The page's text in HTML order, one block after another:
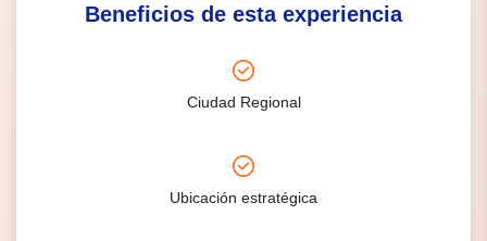
Beneficios de esta experiencia
Ciudad Regional
Ubicación estratégica